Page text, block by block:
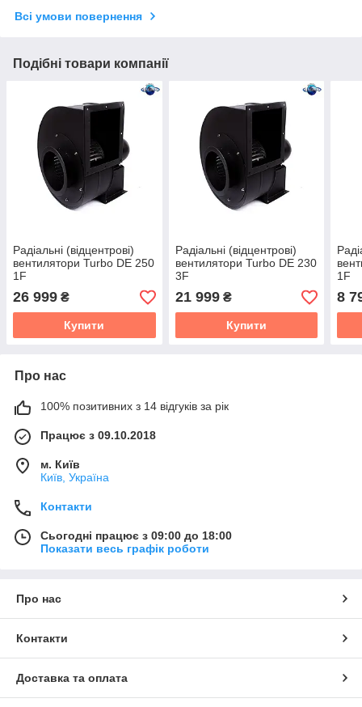
Всі умови повернення
Подібні товари компанії
Радіальні (відцентрові)
вентилятори Turbo DE 250
1F
26 999 ₴
Купити
Радіальні (відцентрові)
вентилятори Turbo DE 230
3F
21 999₴
Купити
1F
8
Про нас
100% позитивних з 14 відгуків за рік
Працює з 09.10.2018
м. Київ
Київ, Україна
Контакти
Сьогодні працює з 09:00 до 18:00
Показати весь графік роботи
Про нас
Контакти
Доставка та оплата